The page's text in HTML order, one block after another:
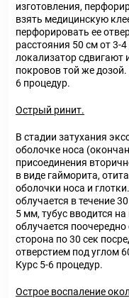
изготовления,
взять медицинскую
перфорировать ее
расстояния 50 см от 3-
локализатор
покровов той же
6 процедур.
Острый ринит.
В стадии затухания
оболочке носа
присоединения
в виде гайморита,
оболочки носа и
облучается в течение
5 мм, тубус вводится
облучается
сторона по 30 сек
отверстием под углом
Курс 5-6 процедур.
Острое воспаление